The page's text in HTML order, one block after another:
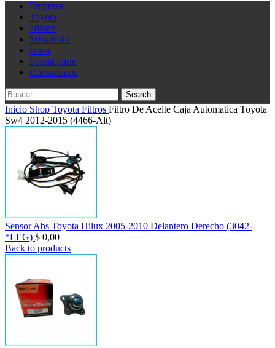
Empresa
Toyota
Nissan
Mitsubishi
Isuzu
Formá parte
Contactanos
Search
Inicio Shop Toyota Filtros Filtro De Aceite Caja Automatica Toyota
Sw4 2012-2015 (4466-Alt)
Sensor Abs Toyota Hilux 2005-2010 Delantero Derecho (3042-
*LEG) $ 0,00
Back to products